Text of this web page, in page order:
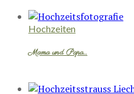
Hochzeiten
Mama und Papa…